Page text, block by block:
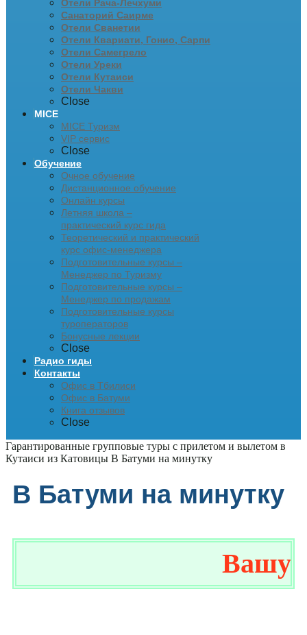
Отели Рача-Лечхуми
Санаторий Саирме
Отели Сванетии
Отели Квариати, Гонио, Сарпи
Отели Самегрело
Отели Уреки
Отели Кутаиси
Отели Чакви
Close
MICE
MICE Туризм
VIP сервис
Close
Обучение
Очное обучение
Дистанционное обучение
Онлайн курсы
Летняя школа –
практический курс гида
Теоретический и практический
курс офис-менеджера
Подготовительные курсы –
Менеджер по Туризму
Подготовительные курсы –
Менеджер по продажам
Подготовительные курсы
туроператоров
Бонусные лекции
Close
Радио гиды
Контакты
Офис в Тбилиси
Офис в Батуми
Книга отзывов
Close
Гарантированные групповые туры с прилетом и вылетом в
Кутаиси из Катовицы В Батуми на минутку
В Батуми на минутку
Вашу